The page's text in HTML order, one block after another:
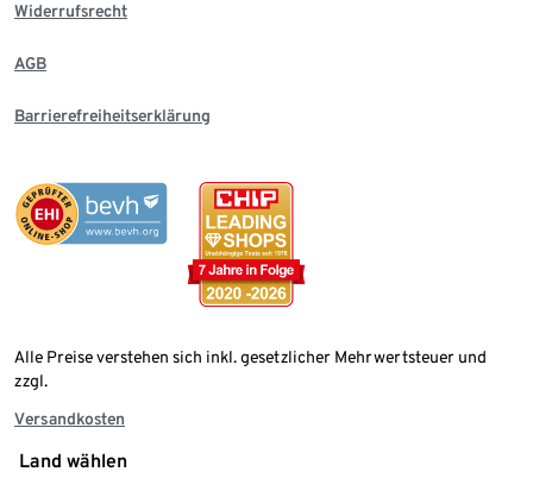
Widerrufsrecht
AGB
Barrierefreiheitserklärung
Alle Preise verstehen sich inkl. gesetzlicher Mehrwertsteuer und
zzgl.
Versandkosten
Land wählen